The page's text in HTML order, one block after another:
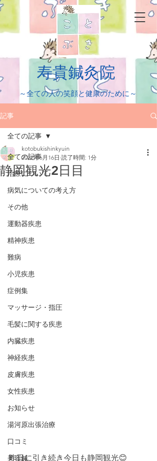
​寿貴鍼灸院
​～全ての人の笑顔と健康のために～
記事
全ての記事
治療について
病気についての考え方
その他
運動器疾患
精神疾患
難病
小児疾患
症例集
マッサージ・指圧
毛髪に関する疾患
内臓疾患
神経疾患
皮膚疾患
女性疾患
お知らせ
湯河原出張治療
口コミ
美容鍼
全ての記事
静岡観光2日目
kotobukishinkyuin
2022年6月16日 読了時間: 1分
昨日に引き続き今日も静岡観光😊